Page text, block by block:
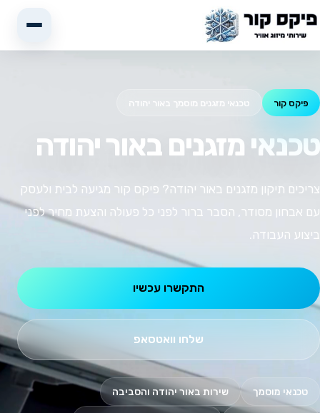
פיקס קור טכנאי מזגנים מוסמך באור יהודה
טכנאי מזגנים באור יהודה
צריכים תיקון מזגנים באור יהודה? פיקס קור מגיעה לבית ולעסק
עם אבחון מסודר, הסבר ברור לפני כל פעולה והצעת מחיר לפני
ביצוע העבודה.
התקשרו עכשיו
שלחו וואטסאפ
טכנאי מוסמך שירות באור יהודה והסביבה